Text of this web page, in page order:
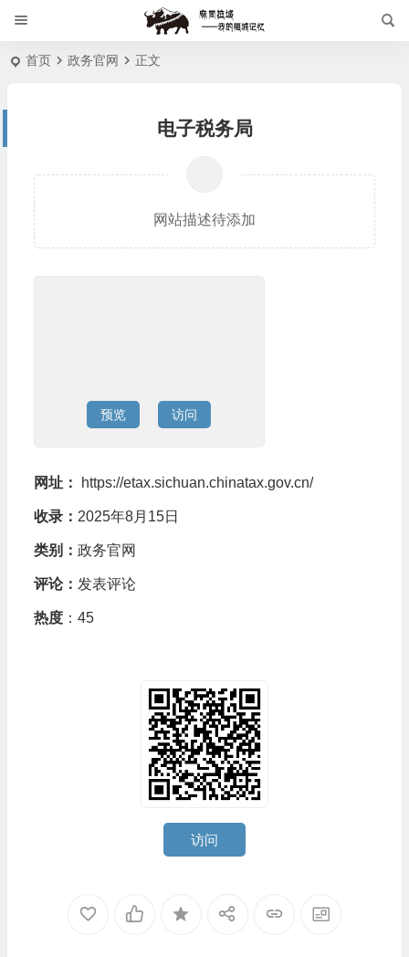
首页 政务官网 正文
电子税务局
网站描述待添加
预览 访问
网址： https://etax.sichuan.chinatax.gov.cn/
收录： 2025年8月15日
类别： 政务官网
评论： 发表评论
热度：45
访问